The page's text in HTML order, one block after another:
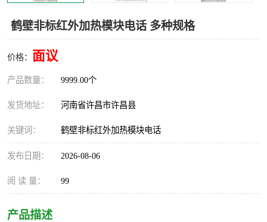
鹤壁非标红外加热模块电话 多种规格
价格： 面议
产品数量： 9999.00个
发货地址： 河南省许昌市许昌县
关键词： 鹤壁非标红外加热模块电话
发布日期： 2026-08-06
阅 读 量： 99
产品描述